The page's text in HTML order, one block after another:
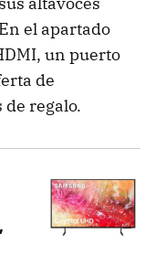
el apartado
un puerto
de
regalo.